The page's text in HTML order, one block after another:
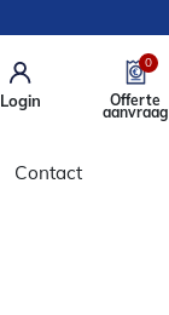
Login
0
Offerte
aanvraag
Contact